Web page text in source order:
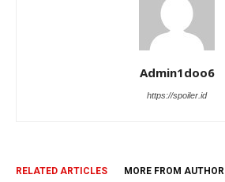
Admin1doo6
https://spoiler.id
RELATED ARTICLES MORE FROM AUTHOR